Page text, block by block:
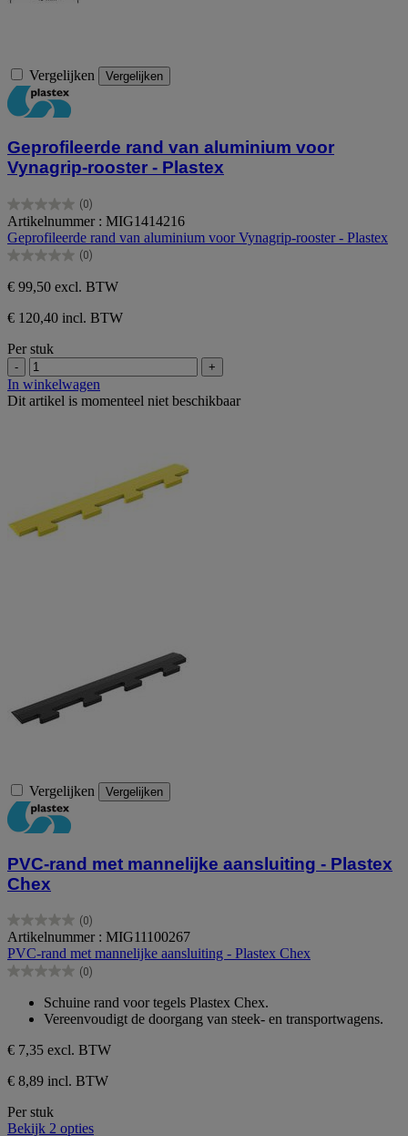
Vergelijken Vergelijken
Geprofileerde rand van aluminium voor
Vynagrip-rooster - Plastex
(0)
0.0
van
de
5
Artikelnummer : MIG1414216
Geprofileerde rand van aluminium voor Vynagrip-rooster - Plastex
(0)
0.0
van
de
5
sterren.
€ 99,50 excl. BTW
€ 120,40 incl. BTW
Per stuk
- +
In winkelwagen
Dit artikel is momenteel niet beschikbaar
Vergelijken Vergelijken
PVC-rand met mannelijke aansluiting - Plastex
Chex
(0)
0.0
van
de
5
Artikelnummer : MIG11100267
PVC-rand met mannelijke aansluiting - Plastex Chex
(0)
0.0
sterren.
Schuine rand voor tegels Plastex Chex.
Vereenvoudigt de doorgang van steek- en transportwagens.
€ 7,35 excl. BTW
€ 8,89 incl. BTW
Per stuk
Bekijk 2 opties